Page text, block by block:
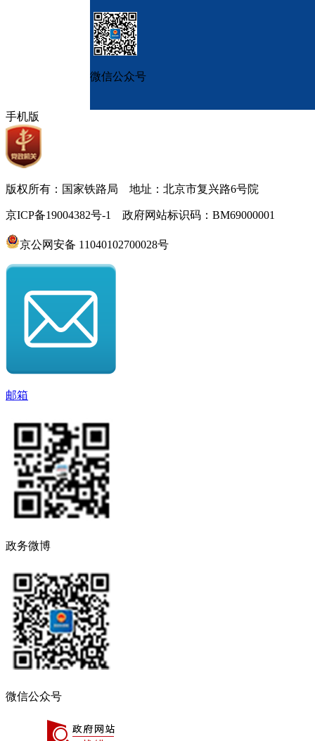
微信公众号
手机版
版权所有：国家铁路局 地址：北京市复兴路6号院
京ICP备19004382号-1 政府网站标识码：BM69000001
京公网安备 11040102700028号
邮箱
政务微博
微信公众号